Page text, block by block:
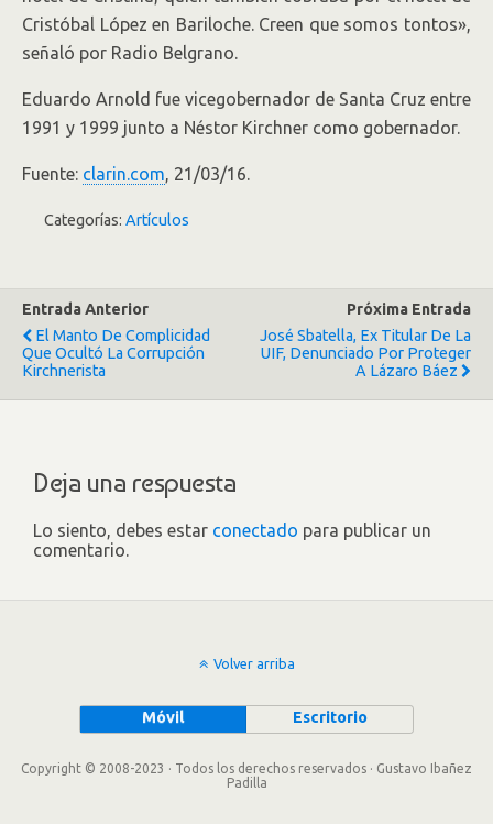
Cristóbal López en Bariloche. Creen que somos tontos»,
señaló por Radio Belgrano.
Eduardo Arnold fue vicegobernador de Santa Cruz entre
1991 y 1999 junto a Néstor Kirchner como gobernador.
Fuente: clarin.com, 21/03/16.
Categorías: Artículos
Entrada Anterior
El Manto De Complicidad
Que Ocultó La Corrupción
Kirchnerista
Próxima Entrada
José Sbatella, Ex Titular De La
UIF, Denunciado Por Proteger
A Lázaro Báez
Deja una respuesta
Lo siento, debes estar conectado para publicar un
comentario.
Volver arriba
Móvil Escritorio
Copyright © 2008-2023 · Todos los derechos reservados · Gustavo Ibañez
Padilla